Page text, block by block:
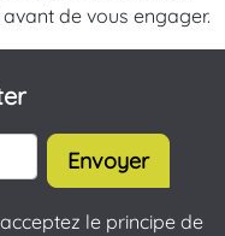
de vous engager.
Envoyer
le principe de